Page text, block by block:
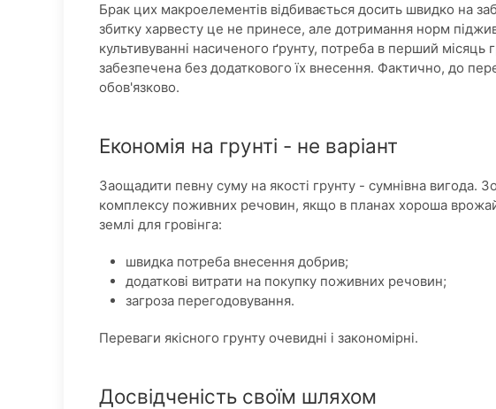
Брак цих макроелементів відбивається досить швидко на
збитку харвесту це не принесе, але дотримання норм
культивуванні насиченого ґрунту, потреба в перший
забезпечена без додаткового їх внесення. Фактично, до
обов'язково.
Економія на грунті - не варіант
Заощадити певну суму на якості грунту - сумнівна вигода.
комплексу поживних речовин, якщо в планах хороша
землі для гровінга:
швидка потреба внесення добрив;
додаткові витрати на покупку поживних речовин;
загроза перегодовування.
Переваги якісного грунту очевидні і закономірні.
Досвідченість своїм шляхом